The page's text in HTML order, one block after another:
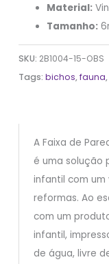
Material:
Tamanho:
SKU: 2B1004-15-OBS
Tags:bichos,fauna
A Faixa de
é uma solução
infantil com um
reformas. Ao
com um
infantil,
de água, livre